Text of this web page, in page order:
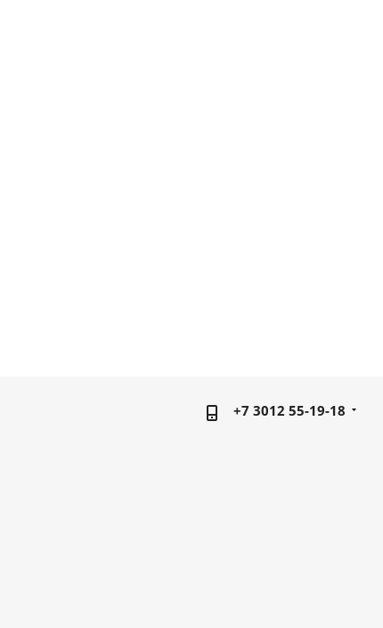
+7 3012 55-19-18